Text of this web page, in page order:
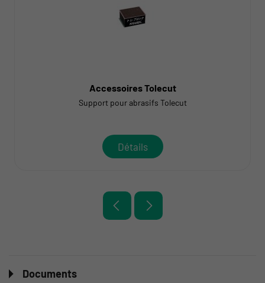
Accessoires Tolecut
Support pour abrasifs Tolecut
Détails
Documents